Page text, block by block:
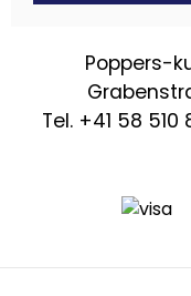
Poppers-
Tel. +41 58 510